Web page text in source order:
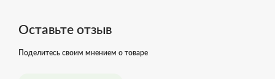
Оставьте отзыв
Поделитесь своим мнением о товаре